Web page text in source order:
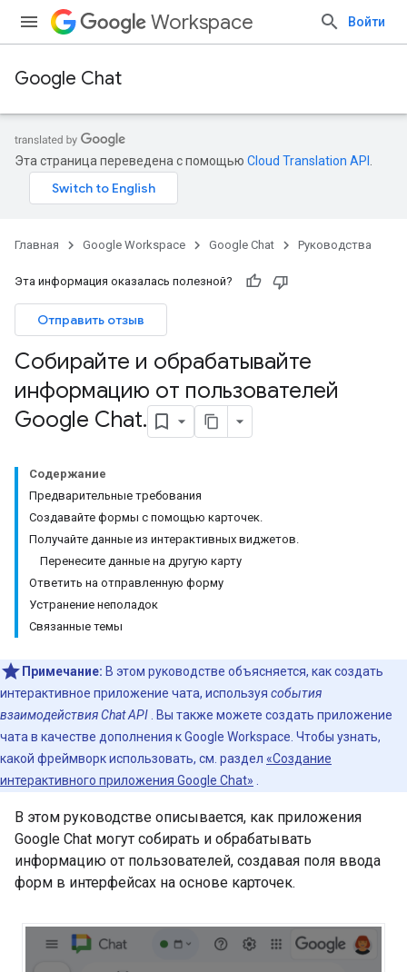
Workspace Войти
Google Chat
Эта страница переведена с помощью Cloud Translation API
Главная Google Workspace Google Chat Руководства
Эта информация оказалась полезной?
Отправить отзыв
Собирайте и обрабатывайте
информацию от пользователей
Google Chat.
Содержание
Предварительные требования
Создавайте формы с помощью карточек.
Получайте данные из интерактивных виджетов.
Перенесите данные на другую карту
Ответить на отправленную форму
Устранение неполадок
Связанные темы
Примечание: В этом руководстве объясняется, как создать
интерактивное приложение чата, используя события
взаимодействия Chat API . Вы также можете создать приложение
чата в качестве дополнения к Google Workspace. Чтобы узнать,
какой фреймворк использовать, см. раздел «Создание
интерактивного приложения Google Chat»
В этом руководстве описывается, как приложения
Google Chat могут собирать и обрабатывать
информацию от пользователей, создавая поля ввода
форм в интерфейсах на основе карточек.